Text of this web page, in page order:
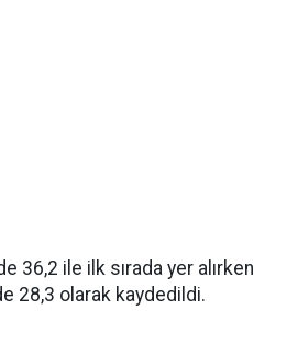
36,2 ile ilk sırada yer alırken
28,3 olarak kaydedildi.